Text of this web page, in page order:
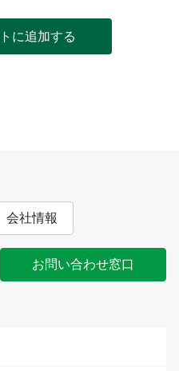
に追加する
会社情報
お問い合わせ窓口